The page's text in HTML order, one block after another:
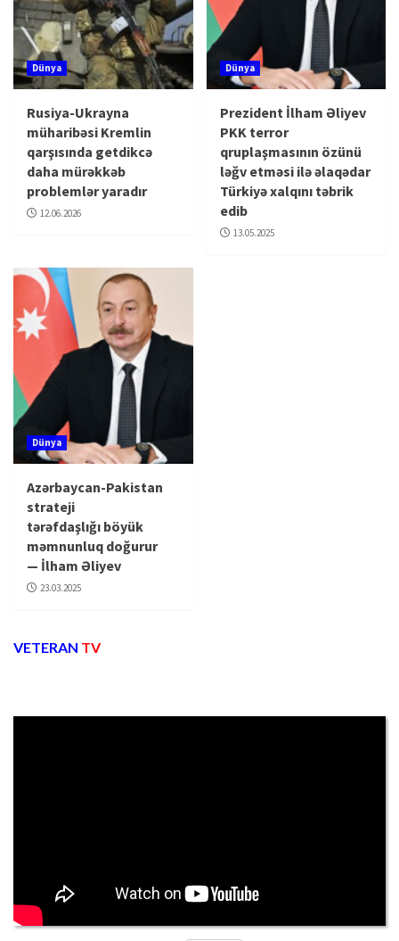
Dünya
Rusiya-Ukrayna
müharibəsi Kremlin
qarşısında getdikcə
daha mürəkkəb
problemlər yaradır
12.06.2026
Dünya
Prezident İlham Əliyev
PKK terror
qruplaşmasının özünü
ləğv etməsi ilə əlaqədar
Türkiyə xalqını təbrik
edib
13.05.2025
Dünya
Azərbaycan-Pakistan
strateji
tərəfdaşlığı böyük
məmnunluq doğurur
— İlham Əliyev
23.03.2025
VETERAN TV